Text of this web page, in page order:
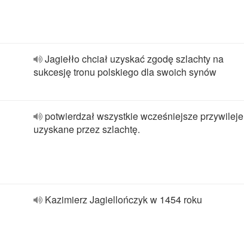
Jagiełło chciał uzyskać zgodę szlachty na
sukcesję tronu polskiego dla swoich synów
potwierdzał wszystkie wcześniejsze przywileje
uzyskane przez szlachtę.
Kazimierz Jagiellończyk w 1454 roku